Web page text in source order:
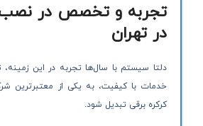
تجربه و تخصص در نصب
در تهران
دلتا سیستم با سال‌ها تجربه در این زمینه،
خدمات با کیفیت، به یکی از معتبرترین
کرکره برقی تبدیل شود.